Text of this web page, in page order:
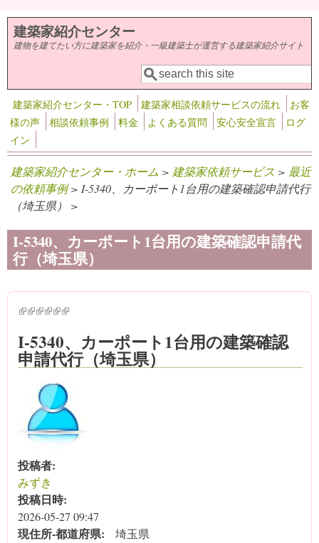
メインコンテンツに移動
建築家紹介センター
建物を建てたい方に建築家を紹介・一級建築士が運営する建築家紹介サイト
検索フォーム
検索
建築家紹介センター・TOP 建築家相談依頼サービスの流れ
お客
様の声
相談依頼事例 料金 よくある質問 安心安全宣言
ログ
イン
建築家紹介センター・ホーム > 建築家依頼サービス > 最近
の依頼事例> I-5340、カーポート1台用の建築確認申請代行
（埼玉県） >
I-5340、カーポート1台用の建築確認申請代
行（埼玉県）
(link is external)
(link is external)
(link is external)
(link is external)
(link is external)
(link is external)
I-5340、カーポート1台用の建築確認
申請代行（埼玉県）
投稿者:
みずき
投稿日時:
2026-05-27 09:47
現住所‐都道府県: 埼玉県